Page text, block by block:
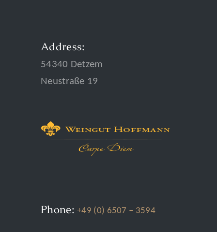
Address:
54340 Detzem
Neustraße 19
Phone: +49 (0) 6507 – 3594